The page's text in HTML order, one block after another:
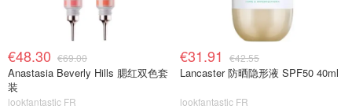
€48.30 €69.00
Anastasia Beverly Hills 腮红双色套
装
lookfantastic FR
€31.91 €42.55
Lancaster 防晒隐形液 SPF50 40ml
lookfantastic FR